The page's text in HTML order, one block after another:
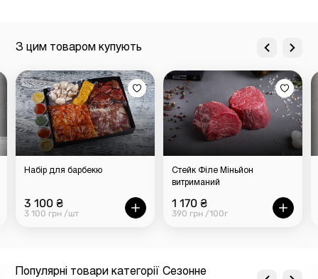
З цим товаром купують
Набір для барбекю
3 100 ₴
3 100 грн /шт
Стейк Філе Міньйон
витриманий
1 170 ₴
390 грн /100г
Популярні товари категорії Сезонне